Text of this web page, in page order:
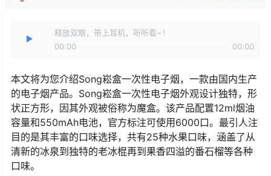
释放双眼，带上耳机，听听看~！
00:00
00:00
本文将为您介绍Song崧盒一次性电子烟，一款由国内生产
的电子烟产品。Song崧盒一次性电子烟外观设计独特，形
状正方形，因其外观被俗称为魔盒。该产品配置12ml烟油
容量和550mAh电池，官方标注可使用6000口。最引人注
目的是其丰富的口味选择，共有25种水果口味，涵盖了从
清新的冰泉到独特的老冰棍再到果香四溢的番石榴等各种
口味。